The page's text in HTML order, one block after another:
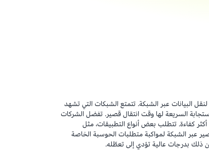
البيانات عبر الشبكة. تتمتع الشبكات التي تشهد
السريعة لها وقت انتقال قصير. تفضل الشركات
كفاءة. تتطلب بعض أنواع التطبيقات، مثل
عبر الشبكة لمواكبة متطلبات الحوسبة الخاصة
ذلك بدرجات عالية تؤدي إلى تعطّله.